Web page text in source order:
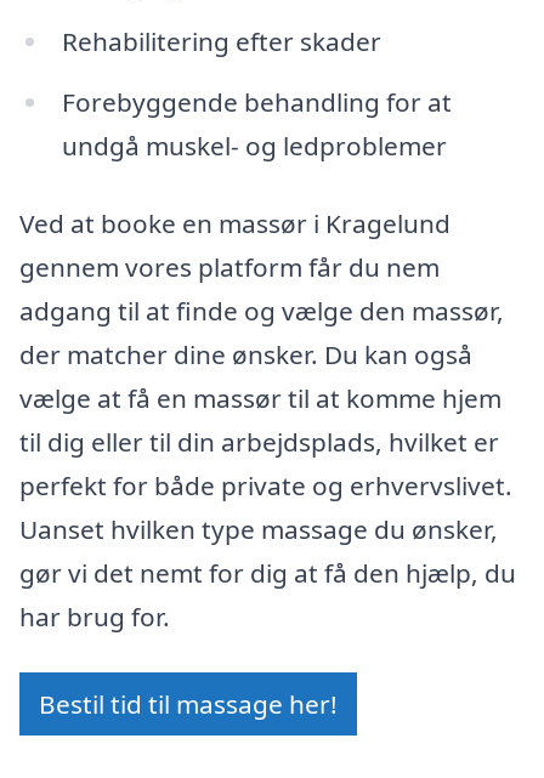
Rehabilitering efter skader
Forebyggende behandling for at
undgå muskel- og ledproblemer
Ved at booke en massør i Kragelund
gennem vores platform får du nem
adgang til at finde og vælge den massør,
der matcher dine ønsker. Du kan også
vælge at få en massør til at komme hjem
til dig eller til din arbejdsplads, hvilket er
perfekt for både private og erhvervslivet.
Uanset hvilken type massage du ønsker,
gør vi det nemt for dig at få den hjælp, du
har brug for.
Bestil tid til massage her!